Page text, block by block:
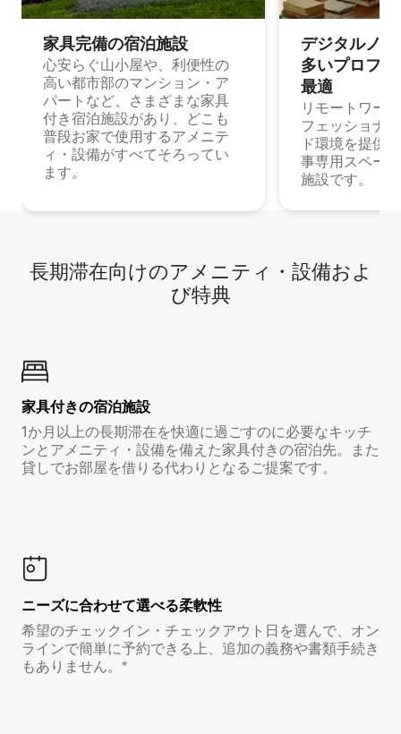
家具完備の宿⁠泊⁠施⁠設
心安らぐ山小屋や、利便性の
高い都市部のマンション・ア
パートなど、さまざまな家具
付き宿泊施設があり、どこも
普段お家で使用するアメニテ
ィ・設備がすべてそろってい
ます。
デジタルノ
多⁠いプ⁠ロ⁠フ⁠
最⁠適
リモートワー
フェッショナ
ド環境を提供
事専用スペー
施設です。
長期滞在向け⁠のア⁠メ⁠ニ⁠テ⁠ィ⁠・設⁠備⁠およ
び特⁠典
家具付き⁠の宿⁠泊⁠施⁠設
1か月以上の長期滞在を快適に過ごすのに必要なキッチ
ンとアメニティ・設備を備えた家具付きの宿泊先。また
貸しでお部屋を借りる代わりとなるご提案です。
ニーズに合わせて選べる柔軟性
希望のチェックイン・チェックアウト日を選んで、オン
ラインで簡単に予約できる上、追加の義務や書類手続き
もありません。*